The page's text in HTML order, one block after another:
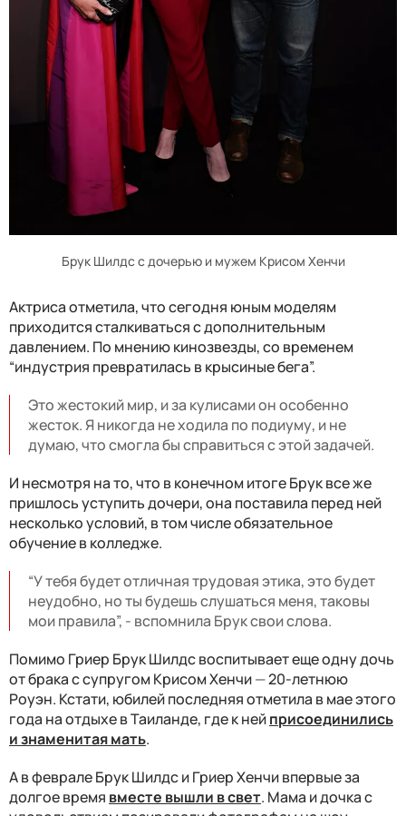
Брук Шилдс с дочерью и мужем Крисом Хенчи
Актриса отметила, что сегодня юным моделям
приходится сталкиваться с дополнительным
давлением. По мнению кинозвезды, со временем
“индустрия превратилась в крысиные бега”.
Это жестокий мир, и за кулисами он особенно
жесток. Я никогда не ходила по подиуму, и не
думаю, что смогла бы справиться с этой задачей.
И несмотря на то, что в конечном итоге Брук все же
пришлось уступить дочери, она поставила перед ней
несколько условий, в том числе обязательное
обучение в колледже.
“У тебя будет отличная трудовая этика, это будет
неудобно, но ты будешь слушаться меня, таковы
мои правила”, - вспомнила Брук свои слова.
Помимо Гриер Брук Шилдс воспитывает еще одну дочь
от брака с супругом Крисом Хенчи—20-летнюю
Роуэн. Кстати, юбилей последняя отметила в мае этого
года на отдыхе в Таиланде, где к нейприсоединились
и знаменитая мать.
А в феврале Брук Шилдс и Гриер Хенчи впервые за
долгое время вместе вышли в свет. Мама и дочка с